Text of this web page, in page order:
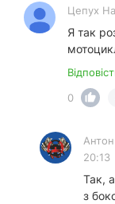
Цепух
Я так
0
Антон
20:13
Так,
з